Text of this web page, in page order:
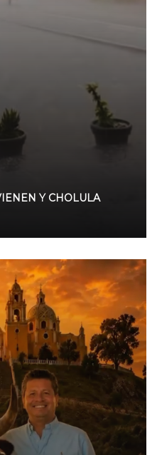
Y CHOLULA